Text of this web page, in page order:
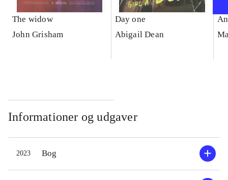
The widow
John Grisham
Day one
Abigail Dean
Informationer og udgaver
2023 Bog